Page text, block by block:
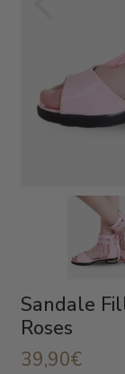
Sandale
Roses
39,90€